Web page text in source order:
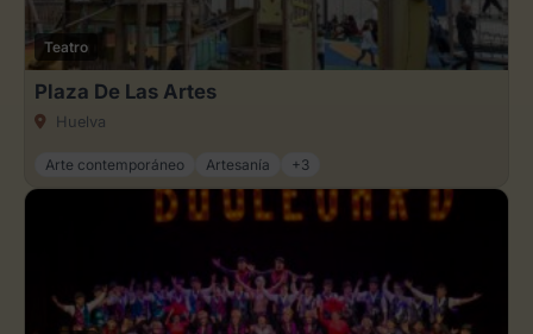
Teatro
Plaza De Las Artes
Huelva
Arte contemporáneo Artesanía +3